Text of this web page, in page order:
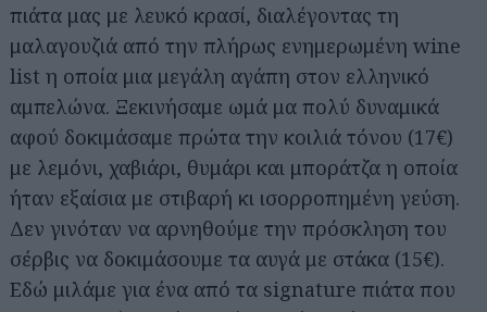
πιάτα μας με λευκό κρασί, διαλέγοντας τη
μαλαγουζιά από την πλήρως ενημερωμένη wine
list η οποία μια μεγάλη αγάπη στον ελληνικό
αμπελώνα. Ξεκινήσαμε ωμά μα πολύ δυναμικά
αφού δοκιμάσαμε πρώτα την κοιλιά τόνου (17€)
με λεμόνι, χαβιάρι, θυμάρι και μποράτζα η οποία
ήταν εξαίσια με στιβαρή κι ισορροπημένη γεύση.
Δεν γινόταν να αρνηθούμε την πρόσκληση του
σέρβις να δοκιμάσουμε τα αυγά με στάκα (15€).
Εδώ μιλάμε για ένα από τα signature πιάτα που